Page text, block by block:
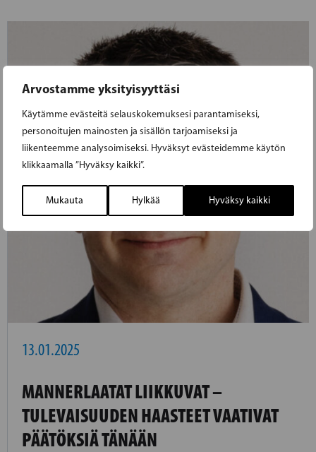
Arvostamme yksityisyyttäsi
Käytämme evästeitä selauskokemuksesi parantamiseksi,
personoitujen mainosten ja sisällön tarjoamiseksi ja
liikenteemme analysoimiseksi. Hyväksyt evästeidemme käytön
klikkaamalla ”Hyväksy kaikki”.
Mukauta Hylkää Hyväksy kaikki
13.01.2025
MANNERLAATAT LIIKKUVAT –
TULEVAISUUDEN HAASTEET VAATIVAT
PÄÄTÖKSIÄ TÄNÄÄN